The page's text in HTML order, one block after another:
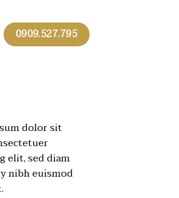
0909.527.795
dolor sit
elit, sed diam
nibh euismod